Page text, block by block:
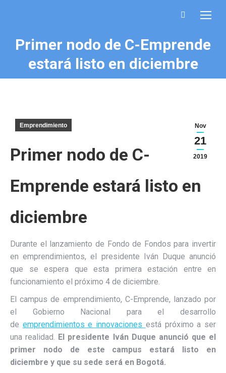
Buscar:
Primer nodo de C-Emprende
estará listo en diciembre
Nov
21
2019
Emprendimiento
Primer nodo de C-
Emprende estará listo en
diciembre
Durante el lanzamiento de Fondo de Fondos para invertir
en emprendimientos, el presidente Iván Duque anunció
que se espera que esta primera estación entre en
funcionamiento el próximo 4 de diciembre.
El campus de emprendimiento, C-Emprende, lanzado por
el Gobierno Nacional para el desarrollo
de emprendimientos e innovaciones está próximo a ser
una realidad. El presidente Iván Duque anunció que el
primer nodo de este campus estará listo en
diciembre y que su sede será en Bogotá.